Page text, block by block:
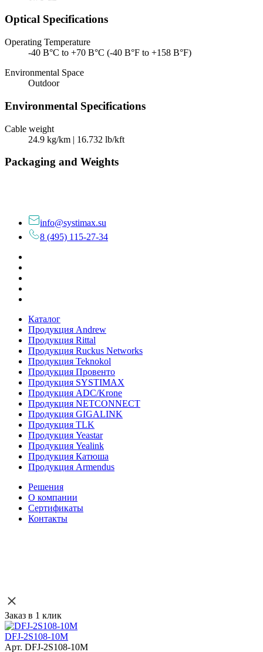
Optical Specifications
Operating Temperature
-40 В°C to +70 В°C (-40 В°F to +158 В°F)
Environmental Space
Outdoor
Environmental Specifications
Cable weight
24.9 kg/km | 16.732 lb/kft
Packaging and Weights
info@systimax.su
8 (495) 115-27-34
Каталог
Продукция Andrew
Продукция Rittal
Продукция Ruckus Networks
Продукция Teknokol
Продукция Провенто
Продукция SYSTIMAX
Продукция ADC/Krone
Продукция NETCONNECT
Продукция GIGALINK
Продукция TLK
Продукция Yeastar
Продукция Yealink
Продукция Катюша
Продукция Armendus
Решения
О компании
Сертификаты
Контакты
Заказ в 1 клик
DFJ-2S108-10M
Арт. DFJ-2S108-10M